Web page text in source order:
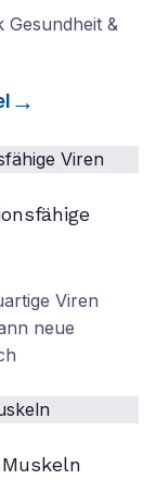
Gesundheit &
Viren
neue